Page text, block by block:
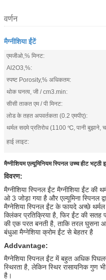
वर्णन
मैग्नीशिया ईंटें
एमजीओ,% मिनट:
Al2O3,%:
स्पष्ट Porosity,% अधिकतम:
थोक घनत्व, जी / cm3.min:
सीसी ताकत एम / पी मिनट:
लोड के तहत अपवर्तकता (0.2 एमपीए):
थर्मल सदमे प्रतिरोध (1100 ℃, पानी बुझाने,
हाई लाइट:
मैग्नीशियम एल्यूमिनियम स्पिनल उच्च हीट
विवरण:
मैग्नीशिया स्पिनल ईंट मैग्नीशिया ईंट की
ओ 3 जोड़ा गया है और एल्यूमिना स्पिनल
मैग्नेशिया स्पिनल ईंट के फायदे अच्छे
क्लिंकर प्रतिक्रिया है, फिर ईंट की सतह
की एक परत बनती है, ताकि तरल घुसना
बंधुआ मैग्नेशिया क्रोम ईंट से बेहतर है
Addvantage:
मैग्नेशिया स्पिनल ईंट में बहुत अधिक
स्थिरता है, लेकिन स्थिर रासायनिक गुण
है।